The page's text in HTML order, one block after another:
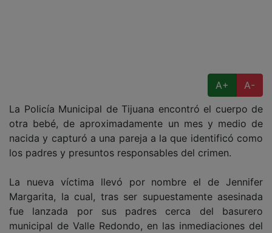
A+
A-
La Policía Municipal de Tijuana encontró el cuerpo de
otra bebé, de aproximadamente un mes y medio de
nacida y capturó a una pareja a la que identificó como
los padres y presuntos responsables del crimen.
La nueva víctima llevó por nombre el de Jennifer
Margarita, la cual, tras ser supuestamente asesinada
fue lanzada por sus padres cerca del basurero
municipal de Valle Redondo, en las inmediaciones del